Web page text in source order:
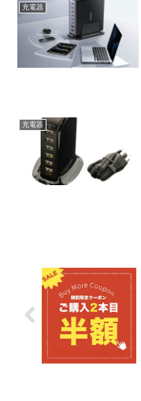
充電器
充電器